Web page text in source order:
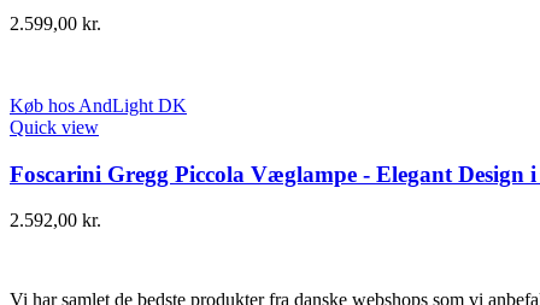
2.599,00 kr.
Køb hos AndLight DK
Quick view
Foscarini Gregg Piccola Væglampe - Elegant Design
2.592,00 kr.
Vi har samlet de bedste produkter fra danske webshops som vi